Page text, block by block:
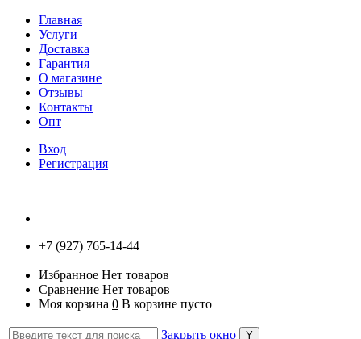
Главная
Услуги
Доставка
Гарантия
О магазине
Отзывы
Контакты
Опт
Вход
Регистрация
+7 (927) 765-14-44
Избранное Нет товаров
Сравнение Нет товаров
Моя корзина 0 В корзине пусто
Закрыть окно